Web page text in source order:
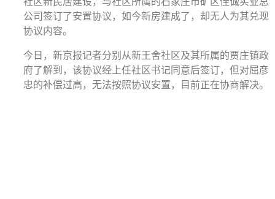
公司签订了安置协议，如今新房建成了，却无人为其兑现
协议内容。
今日，新京报记者分别从新王舍社区及其所属的贾庄镇政
府了解到，该协议经上任社区书记同意后签订，但对屈彦
忠的补偿过高，无法按照协议安置，目前正在协商解决。